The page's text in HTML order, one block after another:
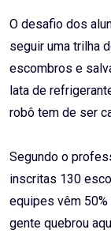
O desafio dos
seguir uma trilha
escombros e
lata de
robô tem de ser
Segundo o
inscritas 130
equipes vêm
gente quebrou